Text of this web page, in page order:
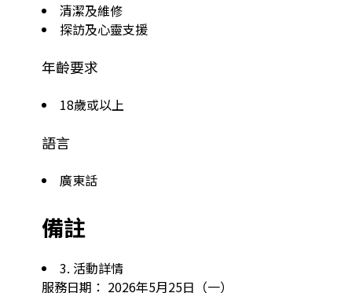
清潔及維修
探訪及心靈支援
年齡要求
18歲或以上
語言
廣東話
備註
3. 活動詳情
服務日期： 2026年5月25日（一）